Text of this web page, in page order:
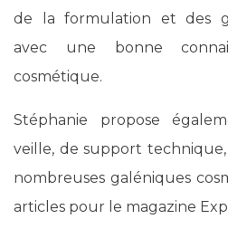
de la formulation et des
avec une bonne
cosmétique.
Stéphanie propose
veille, de support
nombreuses galéniques
articles pour le magazine